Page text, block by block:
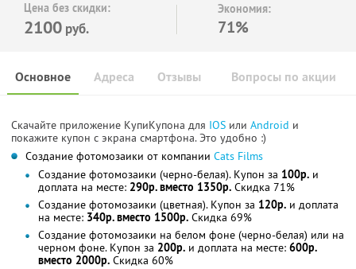
Цена без скидки:
2100 руб.
Экономия:
71%
Основное Отзывы Вопросы по акции
Адреса
Скачайте приложение КупиКупона для IOS или Android и
покажите купон с экрана смартфона. Это удобно :)
Создание фотомозаики от компании Cats Films
Создание фотомозаики (черно-белая). Купон за 100р. и
доплата на месте: 290р. вместо 1350р. Скидка 71%
Создание фотомозаики (цветная). Купон за 120р. и доплата
на месте: 340р. вместо 1500р. Скидка 69%
Создание фотомозаики на белом фоне (черно-белая) или на
черном фоне. Купон за 200р. и доплата на месте: 600р.
вместо 2000р. Скидка 60%